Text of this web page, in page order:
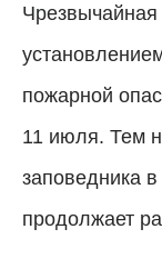
пожарной
11 июля. Тем
заповедника
продолжает